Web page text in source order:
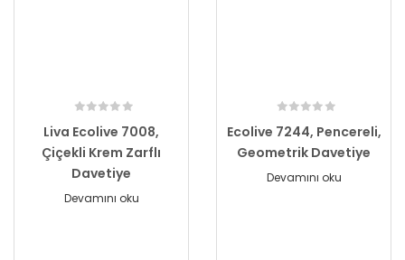
Liva Ecolive 7008,
Çiçekli Krem Zarflı
Davetiye
Devamını oku
Ecolive 7244, Pencereli,
Geometrik Davetiye
Devamını oku